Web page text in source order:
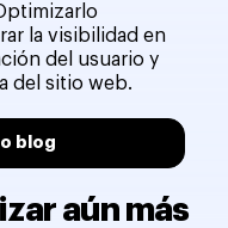
la visibilidad en
del usuario y
del sitio web.
blog
aún más